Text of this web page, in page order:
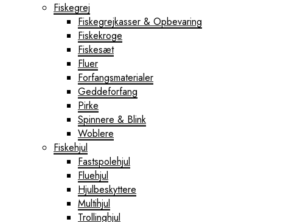
Fiskegrej
Fiskegrejkasser & Opbevaring
Fiskekroge
Fiskesæt
Fluer
Forfangsmaterialer
Geddeforfang
Pirke
Spinnere & Blink
Woblere
Fiskehjul
Fastspolehjul
Fluehjul
Hjulbeskyttere
Multihjul
Trollinghjul